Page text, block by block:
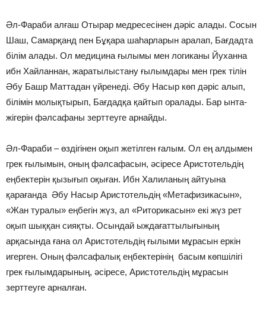
Әл-Фараби алғаш Отырар медресесінен дәріс алады. Сосын
Шаш, Самарқанд пен Бұқара шаһарларын аралап, Бағдадта
білім алады. Ол медицина ғылымы мен логиканы Йуханна
ибн Хайланнан, жаратылыстану ғылымдары мен грек тілін
Әбу Башр Маттадан үйренеді. Әбу Насыр көп дәріс алып,
білімін молықтырып, Бағдадқа қайтып оралады. Бар ынта-
жігерін фәлсафаны зерттеуге арнайды.
Әл-Фараби – өздігінен оқып жетілген ғалым. Ол ең алдымен
грек ғылымын, оның фәлсафасын, әсіресе Аристотельдің
еңбектерін қызығып оқыған. Ибн Халиланың айтуына
қарағанда Әбу Насыр Аристотельдің «Метафизикасын»,
«Жан туралы» еңбегін жүз, ал «Риторикасын» екі жүз рет
оқып шыққан сияқты. Осындай ыждағаттылығының
арқасында ғана ол Аристотельдің ғылыми мұрасын еркін
игерген. Оның фәлсафалық еңбектерінің басым көпшілігі
грек ғылымдарының, әсіресе, Аристотельдің мұрасын
зерттеуге арналған.